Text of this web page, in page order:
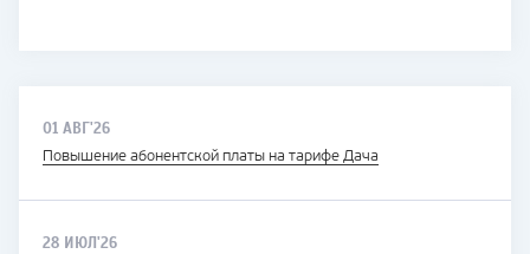
01 АВГ'26
Повышение абонентской платы на тарифе Дача
28 ИЮЛ'26